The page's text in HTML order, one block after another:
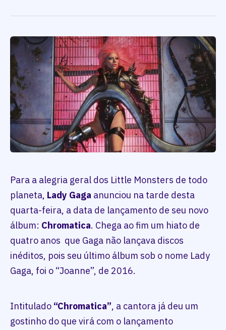
Para a alegria geral dos Little Monsters de todo
planeta, Lady Gaga anunciou na tarde desta
quarta-feira, a data de lançamento de seu novo
álbum: Chromatica. Chega ao fim um hiato de
quatro anos que Gaga não lançava discos
inéditos, pois seu último álbum sob o nome Lady
Gaga, foi o “Joanne”, de 2016.
Intitulado “Chromatica”, a cantora já deu um
gostinho do que virá com o lançamento